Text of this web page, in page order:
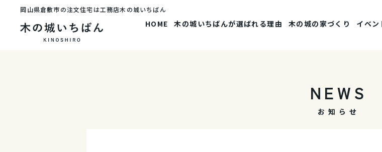
岡山県倉敷市の注文住宅は工務店木の城いちばん
HOME 木の城いちばんが選ばれる理由 木の城の家づくり イベ
NEWS
お知らせ